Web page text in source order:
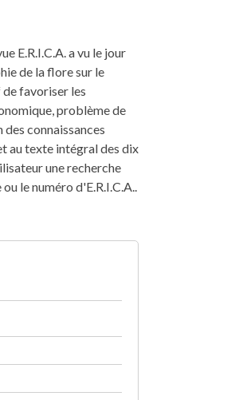
E.R.I.C.A. a vu le jour
de la flore sur le
favoriser les
problème de
connaissances
au texte intégral des dix
une recherche
le numéro d'E.R.I.C.A..